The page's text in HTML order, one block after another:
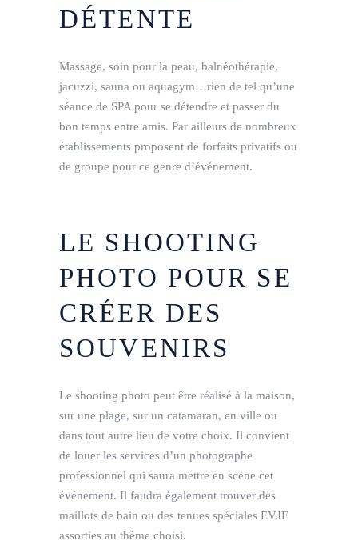
DÉTENTE
Massage, soin pour la peau, balnéothérapie,
jacuzzi, sauna ou aquagym…rien de tel qu’une
séance de SPA pour se détendre et passer du
bon temps entre amis. Par ailleurs de nombreux
établissements proposent de forfaits privatifs ou
de groupe pour ce genre d’événement.
LE SHOOTING
PHOTO POUR SE
CRÉER DES
SOUVENIRS
Le shooting photo peut être réalisé à la maison,
sur une plage, sur un catamaran, en ville ou
dans tout autre lieu de votre choix. Il convient
de louer les services d’un photographe
professionnel qui saura mettre en scène cet
événement. Il faudra également trouver des
maillots de bain ou des tenues spéciales EVJF
assorties au thème choisi.